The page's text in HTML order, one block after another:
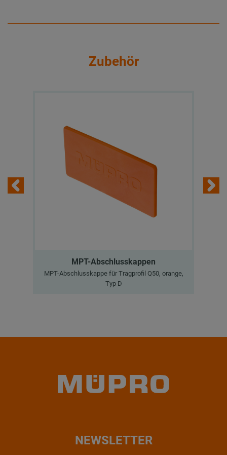
Zubehör
MPT-Abschlusskappen
MPT-Abschlusskappe für Tragprofil Q50, orange,
Typ D
NEWSLETTER